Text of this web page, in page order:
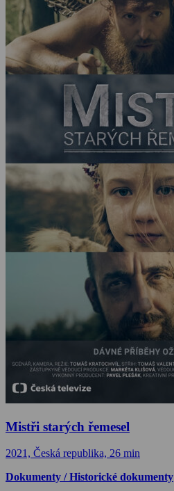
Mistři starých řemesel
2021, Česká republika, 26 min
Dokumenty / Historické dokumenty